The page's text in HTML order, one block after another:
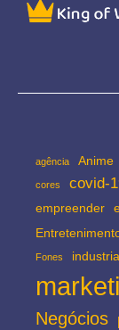
agência Anime
cores covid-
empreender
Fones
Negócios